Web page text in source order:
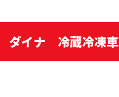
ダイナ 冷蔵冷凍車